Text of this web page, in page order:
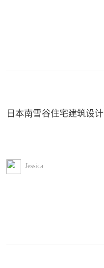
日本南雪谷住宅建筑设计
Jessica